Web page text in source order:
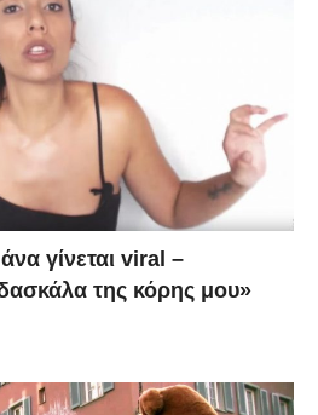
γίνεται viral –
της κόρης μου»